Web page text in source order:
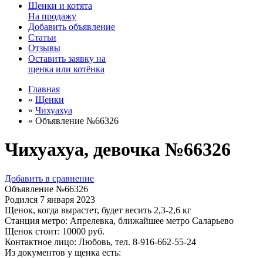
Щенки и котята
На продажу
Добавить объявление
Статьи
Отзывы
Оставить заявку на
щенка или котёнка
Главная
» Щенки
» Чихуахуа
» Объявление №66326
Чихуахуа, девочка №66326
Добавить в сравнение
Объявление №66326
Родился 7 января 2023
Щенок, когда вырастет, будет весить 2,3-2,6 кг
Станция метро: Апрелевка, ближайшее метро Саларьево
Щенок стоит: 10000 руб.
Контактное лицо: Любовь, тел. 8-916-662-55-24
Из документов у щенка есть: